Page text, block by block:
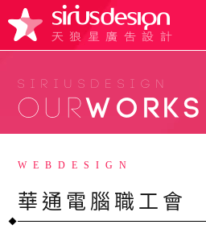
SIRIUSDESIGN
WEBDESIGN
華通電腦職工會